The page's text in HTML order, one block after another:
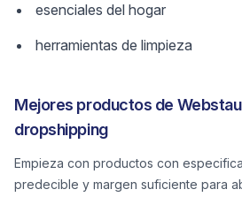
esenciales del hogar
herramientas de limpieza
Mejores productos de
dropshipping
Empieza con productos con
predecible y margen suficiente para